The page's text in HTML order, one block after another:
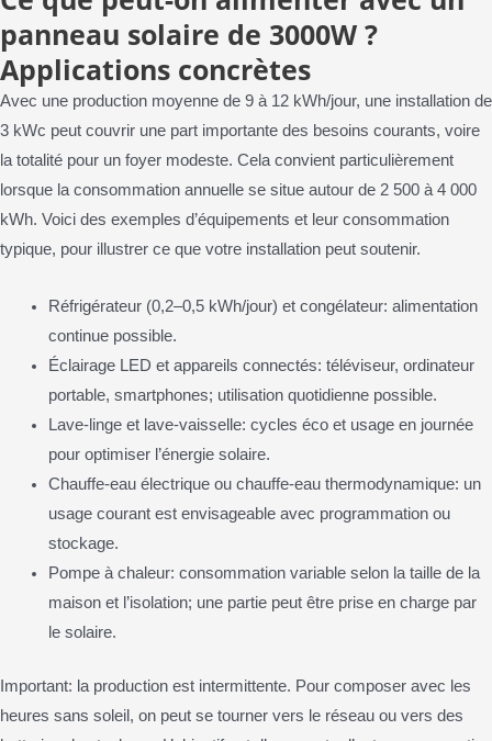
panneau solaire de 3000W ?
Applications concrètes
Avec une production moyenne de 9 à 12 kWh/jour, une installation de
3 kWc peut couvrir une part importante des besoins courants, voire
la totalité pour un foyer modeste. Cela convient particulièrement
lorsque la consommation annuelle se situe autour de 2 500 à 4 000
kWh. Voici des exemples d’équipements et leur consommation
typique, pour illustrer ce que votre installation peut soutenir.
Réfrigérateur (0,2–0,5 kWh/jour) et congélateur: alimentation
continue possible.
Éclairage LED et appareils connectés: téléviseur, ordinateur
portable, smartphones; utilisation quotidienne possible.
Lave-linge et lave-vaisselle: cycles éco et usage en journée
pour optimiser l’énergie solaire.
Chauffe-eau électrique ou chauffe-eau thermodynamique: un
usage courant est envisageable avec programmation ou
stockage.
Pompe à chaleur: consommation variable selon la taille de la
maison et l’isolation; une partie peut être prise en charge par
le solaire.
Important: la production est intermittente. Pour composer avec les
heures sans soleil, on peut se tourner vers le réseau ou vers des